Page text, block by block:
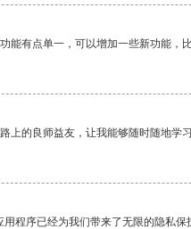
能有点单一，可以增加一些新功能，
上的良师益友，让我能够随时随地学
程序已经为我们带来了无限的隐私保